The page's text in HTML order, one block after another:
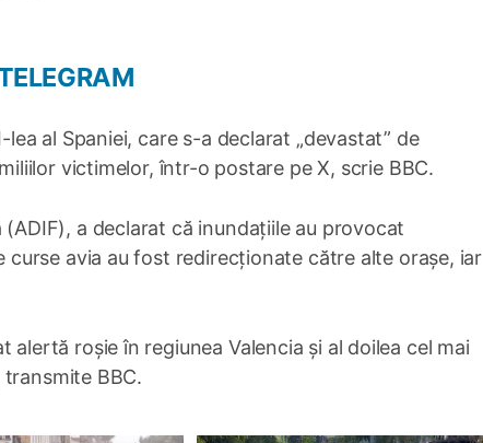
al Spaniei, care s-a declarat „devastat” de
victimelor, într-o postare pe X, scrie BBC.
a declarat că inundațiile au provocat
avia au fost redirecționate către alte orașe, iar
alertă roșie în regiunea Valencia și al doilea cel mai
BBC.